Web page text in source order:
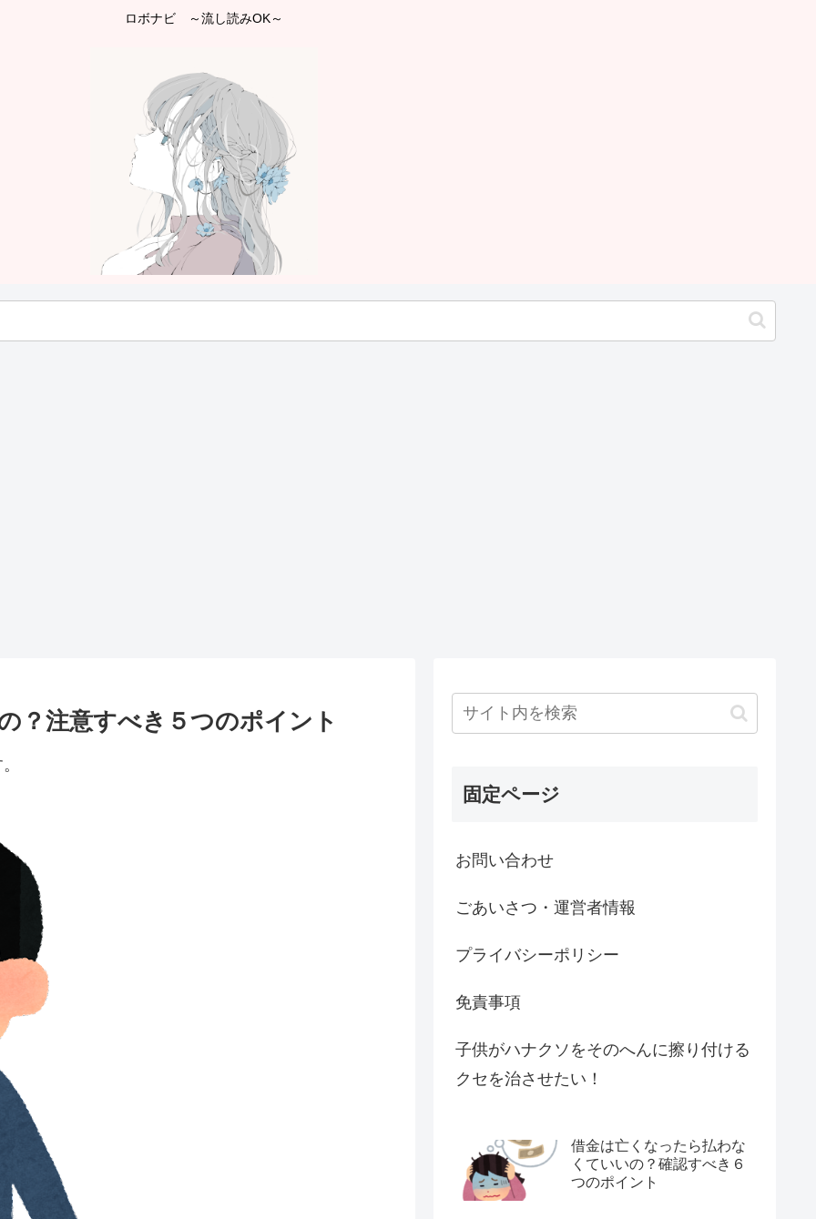
ロボナビ ～流し読みOK～
？注意すべき５つのポイント
固定ページ
お問い合わせ
ごあいさつ・運営者情報
プライバシーポリシー
免責事項
子供がハナクソをそのへんに擦り付ける
クセを治させたい！
借金は亡くなったら払わな
くていいの？確認すべき６
つのポイント